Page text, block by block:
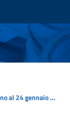
Bando Italia – Canada, prorogata la scadenza fino al 24 gennaio 2017